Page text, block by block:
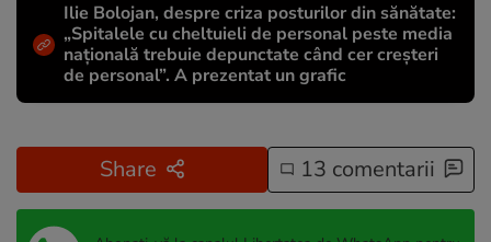
Ilie Bolojan, despre criza posturilor din sănătate:
„Spitalele cu cheltuieli de personal peste media
națională trebuie depunctate când cer creșteri
de personal”. A prezentat un grafic
Share 13 comentarii